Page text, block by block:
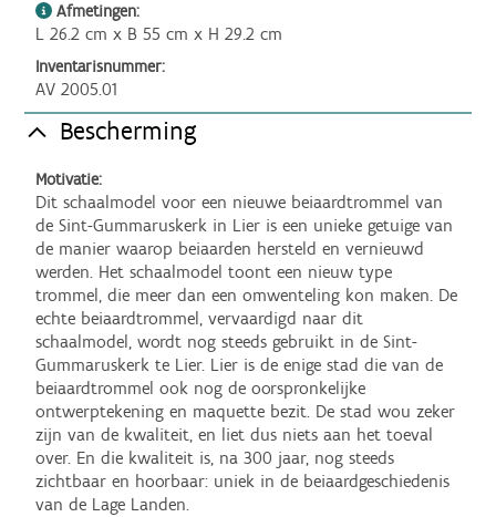
Afmetingen:
L 26.2 cm x B 55 cm x H 29.2 cm
Inventarisnummer:
AV 2005.01
Bescherming
Motivatie:
Dit schaalmodel voor een nieuwe beiaardtrommel van
de Sint-Gummaruskerk in Lier is een unieke getuige van
de manier waarop beiaarden hersteld en vernieuwd
werden. Het schaalmodel toont een nieuw type
trommel, die meer dan een omwenteling kon maken. De
echte beiaardtrommel, vervaardigd naar dit
schaalmodel, wordt nog steeds gebruikt in de Sint-
Gummaruskerk te Lier. Lier is de enige stad die van de
beiaardtrommel ook nog de oorspronkelijke
ontwerptekening en maquette bezit. De stad wou zeker
zijn van de kwaliteit, en liet dus niets aan het toeval
over. En die kwaliteit is, na 300 jaar, nog steeds
zichtbaar en hoorbaar: uniek in de beiaardgeschiedenis
van de Lage Landen.